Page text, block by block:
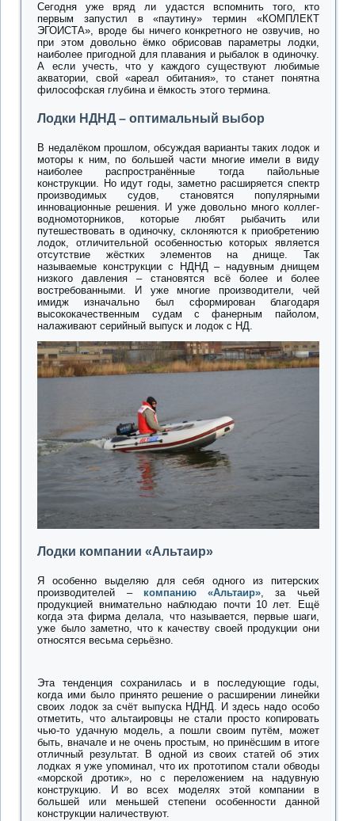
Сегодня уже вряд ли удастся вспомнить того, кто
первым запустил в «паутину» термин «КОМПЛЕКТ
ЭГОИСТА», вроде бы ничего конкретного не озвучив, но
при этом довольно ёмко обрисовав параметры лодки,
наиболее пригодной для плавания и рыбалок в одиночку.
А если учесть, что у каждого существуют любимые
акватории, свой «ареал обитания», то станет понятна
философская глубина и ёмкость этого термина.
Лодки НДНД – оптимальный выбор
В недалёком прошлом, обсуждая варианты таких лодок и
моторы к ним, по большей части многие имели в виду
наиболее распространённые тогда пайольные
конструкции. Но идут годы, заметно расширяется спектр
производимых судов, становятся популярными
инновационные решения. И уже довольно много коллег-
водномоторников, которые любят рыбачить или
путешествовать в одиночку, склоняются к приобретению
лодок, отличительной особенностью которых является
отсутствие жёстких элементов на днище. Так
называемые конструкции с НДНД – надувным днищем
низкого давления – становятся всё более и более
востребованными. И уже многие производители, чей
имидж изначально был сформирован благодаря
высококачественным судам с фанерным пайолом,
налаживают серийный выпуск и лодок с НД.
Лодки компании «Альтаир»
Я особенно выделяю для себя одного из питерских
производителей – компанию «Альтаир», за чьей
продукцией внимательно наблюдаю почти 10 лет. Ещё
когда эта фирма делала, что называется, первые шаги,
уже было заметно, что к качеству своей продукции они
относятся весьма серьёзно.
Эта тенденция сохранилась и в последующие годы,
когда ими было принято решение о расширении линейки
своих лодок за счёт выпуска НДНД. И здесь надо особо
отметить, что альтаировцы не стали просто копировать
чью-то удачную модель, а пошли своим путём, может
быть, вначале и не очень простым, но принёсшим в итоге
отличный результат. В одной из своих статей об этих
лодках я уже упоминал, что их прототипом стали обводы
«морской дротик», но с переложением на надувную
конструкцию. И во всех моделях этой компании в
большей или меньшей степени особенности данной
конструкции наличествуют.